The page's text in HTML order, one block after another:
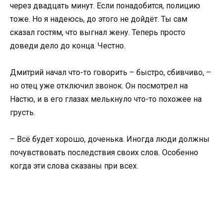
через двадцать минут. Если понадобится, полицию
тоже. Но я надеюсь, до этого не дойдёт. Ты сам
сказал гостям, что выгнал жену. Теперь просто
доведи дело до конца. Честно.
Дмитрий начал что-то говорить – быстро, сбивчиво, –
но отец уже отключил звонок. Он посмотрел на
Настю, и в его глазах мелькнуло что-то похожее на
грусть.
– Всё будет хорошо, доченька. Иногда люди должны
почувствовать последствия своих слов. Особенно
когда эти слова сказаны при всех.